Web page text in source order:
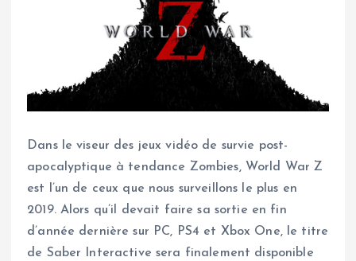
Dans le viseur des jeux vidéo de survie post-
apocalyptique à tendance Zombies, World War Z
est l’un de ceux que nous surveillons le plus en
2019. Alors qu’il devait faire sa sortie en fin
d’année dernière sur PC, PS4 et Xbox One, le titre
de Saber Interactive sera finalement disponible